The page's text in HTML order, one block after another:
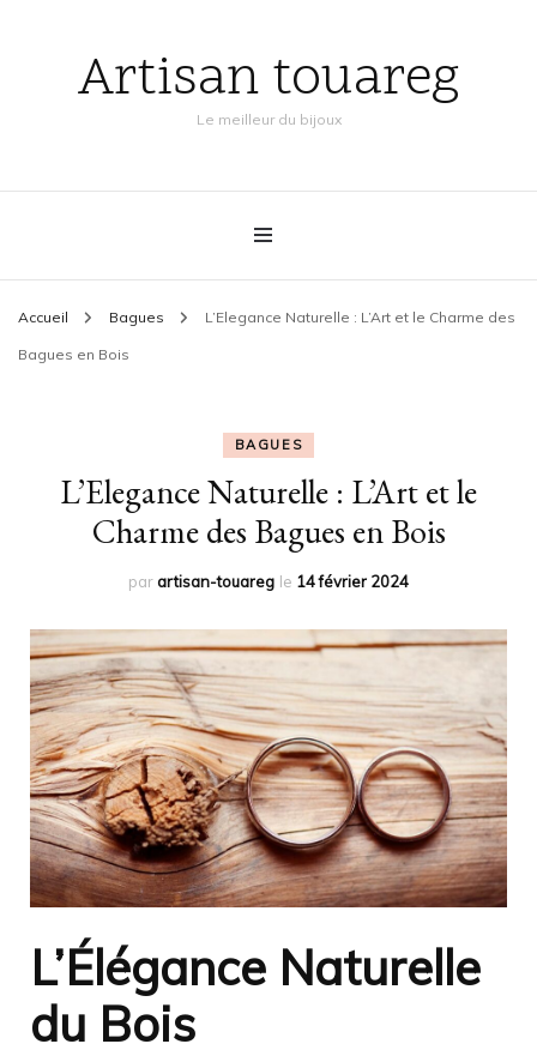
Artisan touareg
Le meilleur du bijoux
Accueil Bagues L’Elegance Naturelle : L’Art et le Charme des
Bagues en Bois
BAGUES
L’Elegance Naturelle : L’Art et le
Charme des Bagues en Bois
parartisan-touareg le 14 février 2024
L’Élégance Naturelle
du Bois